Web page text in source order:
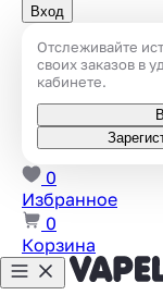
Вход
Отслеживайте
своих заказов в
кабинете.
0
Избранное
0
Корзина